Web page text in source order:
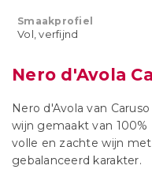
Smaakprofiel
Vol, verfijnd
Nero d'Avola
Nero d'Avola van
wijn gemaakt van 100%
volle en zachte wijn
gebalanceerd karakter.